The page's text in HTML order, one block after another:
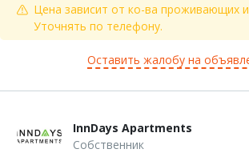
Цена зависит от ко-ва проживающих
Уточнять по телефону.
Оставить жалобу на
InnDays Apartments
Собственник